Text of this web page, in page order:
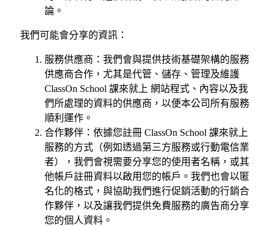
論。
我們可能會分享的資訊：
服務供應商：我們會與提供技術基礎架構的服務
供應商合作，尤其是代管、儲存、管理及維護
ClassOn School 課來就上 網站程式、內容以及我
們所處理的資料的供應商，以便本公司所有服務
順利運作。
合作夥伴：依據您註冊 ClassOn School 課來就上
服務的方式（例如透過第三方服務或行動電信業
者），我們會視需要分享您的使用者名稱，或其
他帳戶註冊資料以啟用您的帳戶。我們也會以匿
名化的格式，與協助我們進行促銷活動的行銷合
作夥伴，以及讓我們提供免費服務的廣告商分享
您的個人資料。